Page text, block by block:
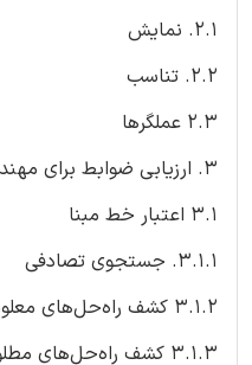
2.1. نمایش
2.2. تناسب
2.3 عملگرها
3. ارزیابی ضوابط برای مهندسی نرم‌افزار مبتنی بر جستجو
3.1 اعتبار خط مبنا
3.1.1. جستجوی تصادفی
3.1.2 کشف راه‌حل‌های معلوم
3.1.3 کشف راه‌حل‌های مطلوب